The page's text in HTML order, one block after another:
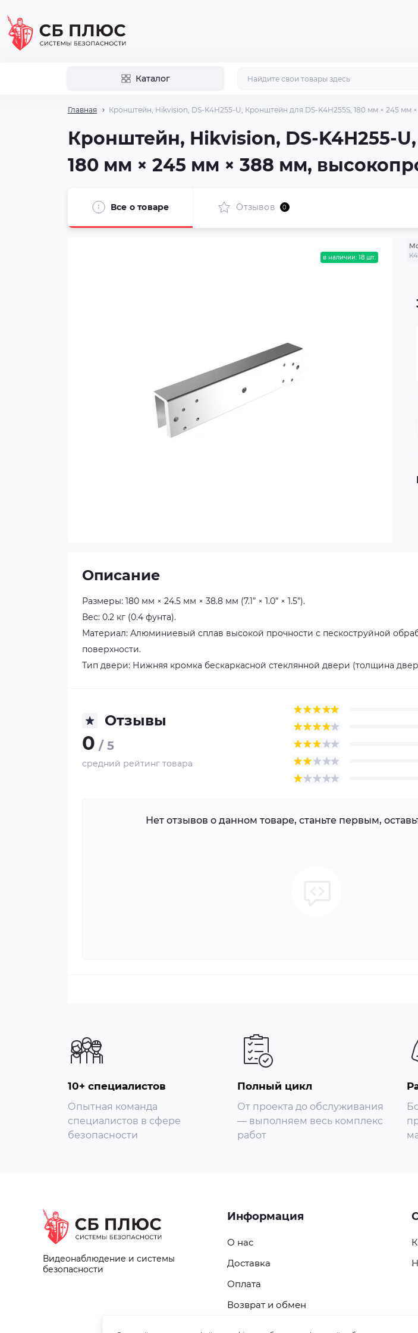
Каталог
Главная Кронштейн, Hikvision, DS-K4H255-U, Кронштейн для DS-K4H255S, 180 мм × 245 мм
Кронштейн, Hikvision, DS-K4H255-
180 мм × 245 мм × 388 мм,
Все о товаре Отзывов 0
в наличии: 18 шт.
Описание
Размеры: 180 мм × 24.5 мм × 38.8 мм (7.1” × 1.0” × 1.5”).
Вес: 0.2 кг (0.4 фунта).
Материал: Алюминиевый сплав высокой прочности с пескоструйной
поверхности.
Тип двери: Нижняя кромка бескаркасной стеклянной двери (толщина
Отзывы
0 / 5
средний рейтинг товара
Нет отзывов о данном товаре, станьте первым,
10+ специалистов
Опытная команда
специалистов в сфере
безопасности
Полный цикл
От проекта до обслуживания
— выполняем весь комплекс
работ
Видеонаблюдение и системы
безопасности
Информация
О нас
Доставка
Оплата
Возврат и обмен